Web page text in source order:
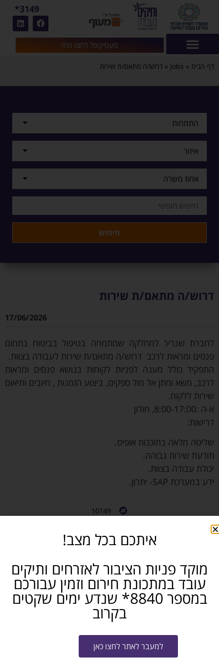
מעסיקים? לחצו פה!
3149*
דף הבית »
Jobs
» דרוש/ה מתאם/ת שירות
התמחות
איזור
אחוז משרה
דרוש/ה מתאם/ת שירות
17/06/2026
לחברת שגריר למחלקה שמתמחה בטיפול בביטוח בתחום
פנסים ומראות לרכב דרוש/ה מתאם/ת שירות לעבודה בצוות.
התפקיד כולל מענה לפניות לקוחות בנושא פנסים ומראות
לרכב, משא ומתן אל מול ספקים, ביצוע הזמנות , חיובים ותיאום
שירות ללקוח.
א-ה :8:00-17:00, חולון
דרישות:
שליטה מלאה בתוכנות אופיס.
תודעת שירות גבוהה.
יכולת עבודה בצוות.
ידע במערכת SAP- יתרון.
10149
משרה מלאה
תל אביב והסביבה
חושבים שאתם מכירים מישהו שמתאים? שתפו...
פייסבוק טלגרם ווטסאפ
שלח קו"ח למשרה
איתכם בכל מצב!
מוקד פניות הציבור לאזרחים ותיקים
עובד במתכונת חירום וזמין עבורכם
במספר 8840* שנדע ימים שקטים
בקרוב
למעבר לאתר לחצו כאן